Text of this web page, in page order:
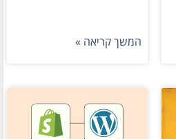
המשך קריאה »